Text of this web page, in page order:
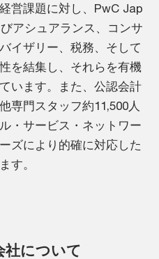
営課題に対し、PwC Jap
アシュアランス、コンサ
イザリー、税務、そして
を結集し、それらを有機
います。また、公認会計
専門スタッフ約11,500人
・サービス・ネットワー
ズにより的確に対応した
す。
社について